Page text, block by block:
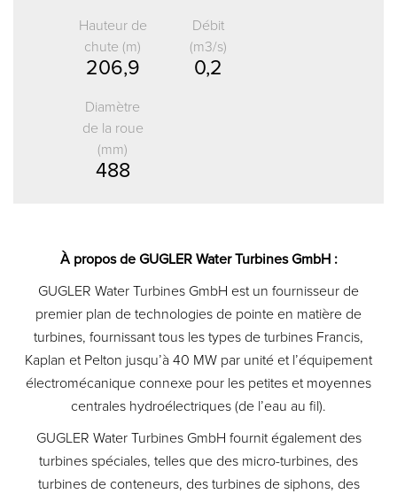
Hauteur de
chute (m)
206,9
Débit
(m3/s)
0,2
Diamètre
de la roue
(mm)
488
À propos de GUGLER Water Turbines GmbH :
GUGLER Water Turbines GmbH est un fournisseur de
premier plan de technologies de pointe en matière de
turbines, fournissant tous les types de turbines Francis,
Kaplan et Pelton jusqu’à 40 MW par unité et l’équipement
électromécanique connexe pour les petites et moyennes
centrales hydroélectriques (de l’eau au fil).
GUGLER Water Turbines GmbH fournit également des
turbines spéciales, telles que des micro-turbines, des
turbines de conteneurs, des turbines de siphons, des